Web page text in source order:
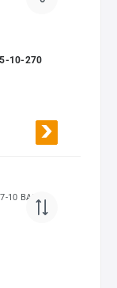
10-270